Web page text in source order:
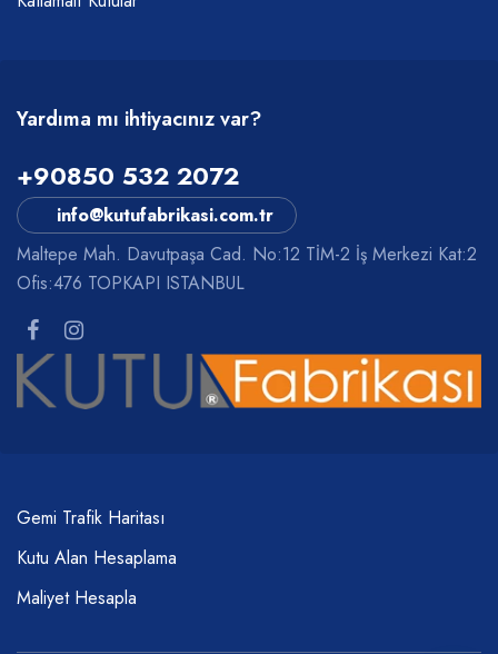
Yardıma mı ihtiyacınız var?
+90850 532 2072
info@kutufabrikasi.com.tr
Maltepe Mah. Davutpaşa Cad. No:12 TİM-2 İş Merkezi Kat:2
Ofis:476 TOPKAPI ISTANBUL
Gemi Trafik Haritası
Kutu Alan Hesaplama
Maliyet Hesapla